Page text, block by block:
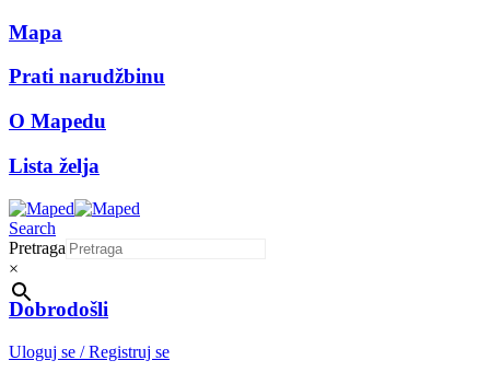
Mapa
Prati narudžbinu
O Mapedu
Lista želja
Search
Pretraga
×
Dobrodošli
Uloguj se / Registruj se